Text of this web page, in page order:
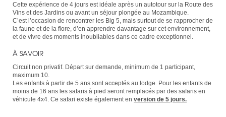
Cette expérience de 4 jours est idéale après un autotour sur la Route des
Vins et des Jardins ou avant un séjour plongée au Mozambique.
C’est l’occasion de rencontrer les Big 5, mais surtout de se rapprocher de
la faune et de la flore, d’en apprendre davantage sur cet environnement,
et de vivre des moments inoubliables dans ce cadre exceptionnel.
À SAVOIR
Circuit non privatif. Départ sur demande, minimum de 1 participant,
maximum 10.
Les enfants à partir de 5 ans sont acceptés au lodge. Pour les enfants de
moins de 16 ans les safaris à pied seront remplacés par des safaris en
véhicule 4x4. Ce safari existe également en version de 5 jours.